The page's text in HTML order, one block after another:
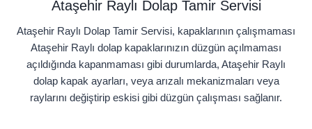
Ataşehir Raylı Dolap Tamir Servisi
Ataşehir Raylı Dolap Tamir Servisi, kapaklarının çalışmaması
Ataşehir Raylı dolap kapaklarınızın düzgün açılmaması
açıldığında kapanmaması gibi durumlarda, Ataşehir Raylı
dolap kapak ayarları, veya arızalı mekanizmaları veya
raylarını değiştirip eskisi gibi düzgün çalışması sağlanır.